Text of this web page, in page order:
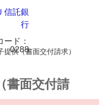
供（書面交付請求）
書面交付請